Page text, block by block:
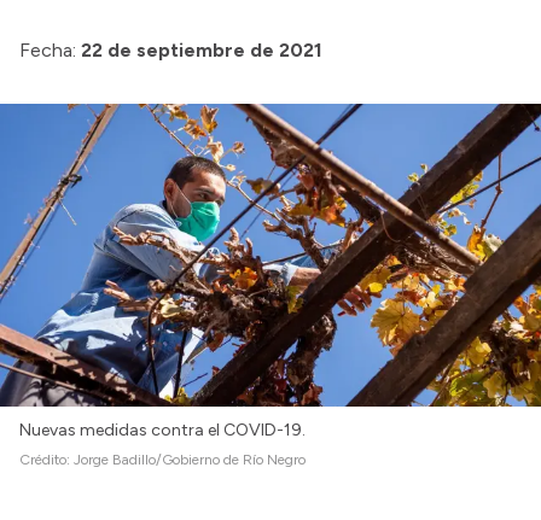
Compras y licitaciones
Consulta de expedientes
Consulta de pago a proveedores
Convocatorias
Intranet
Login
Fecha: 22 de septiembre de 2021
Nuevas medidas contra el COVID-19.
Crédito: Jorge Badillo/Gobierno de Río Negro